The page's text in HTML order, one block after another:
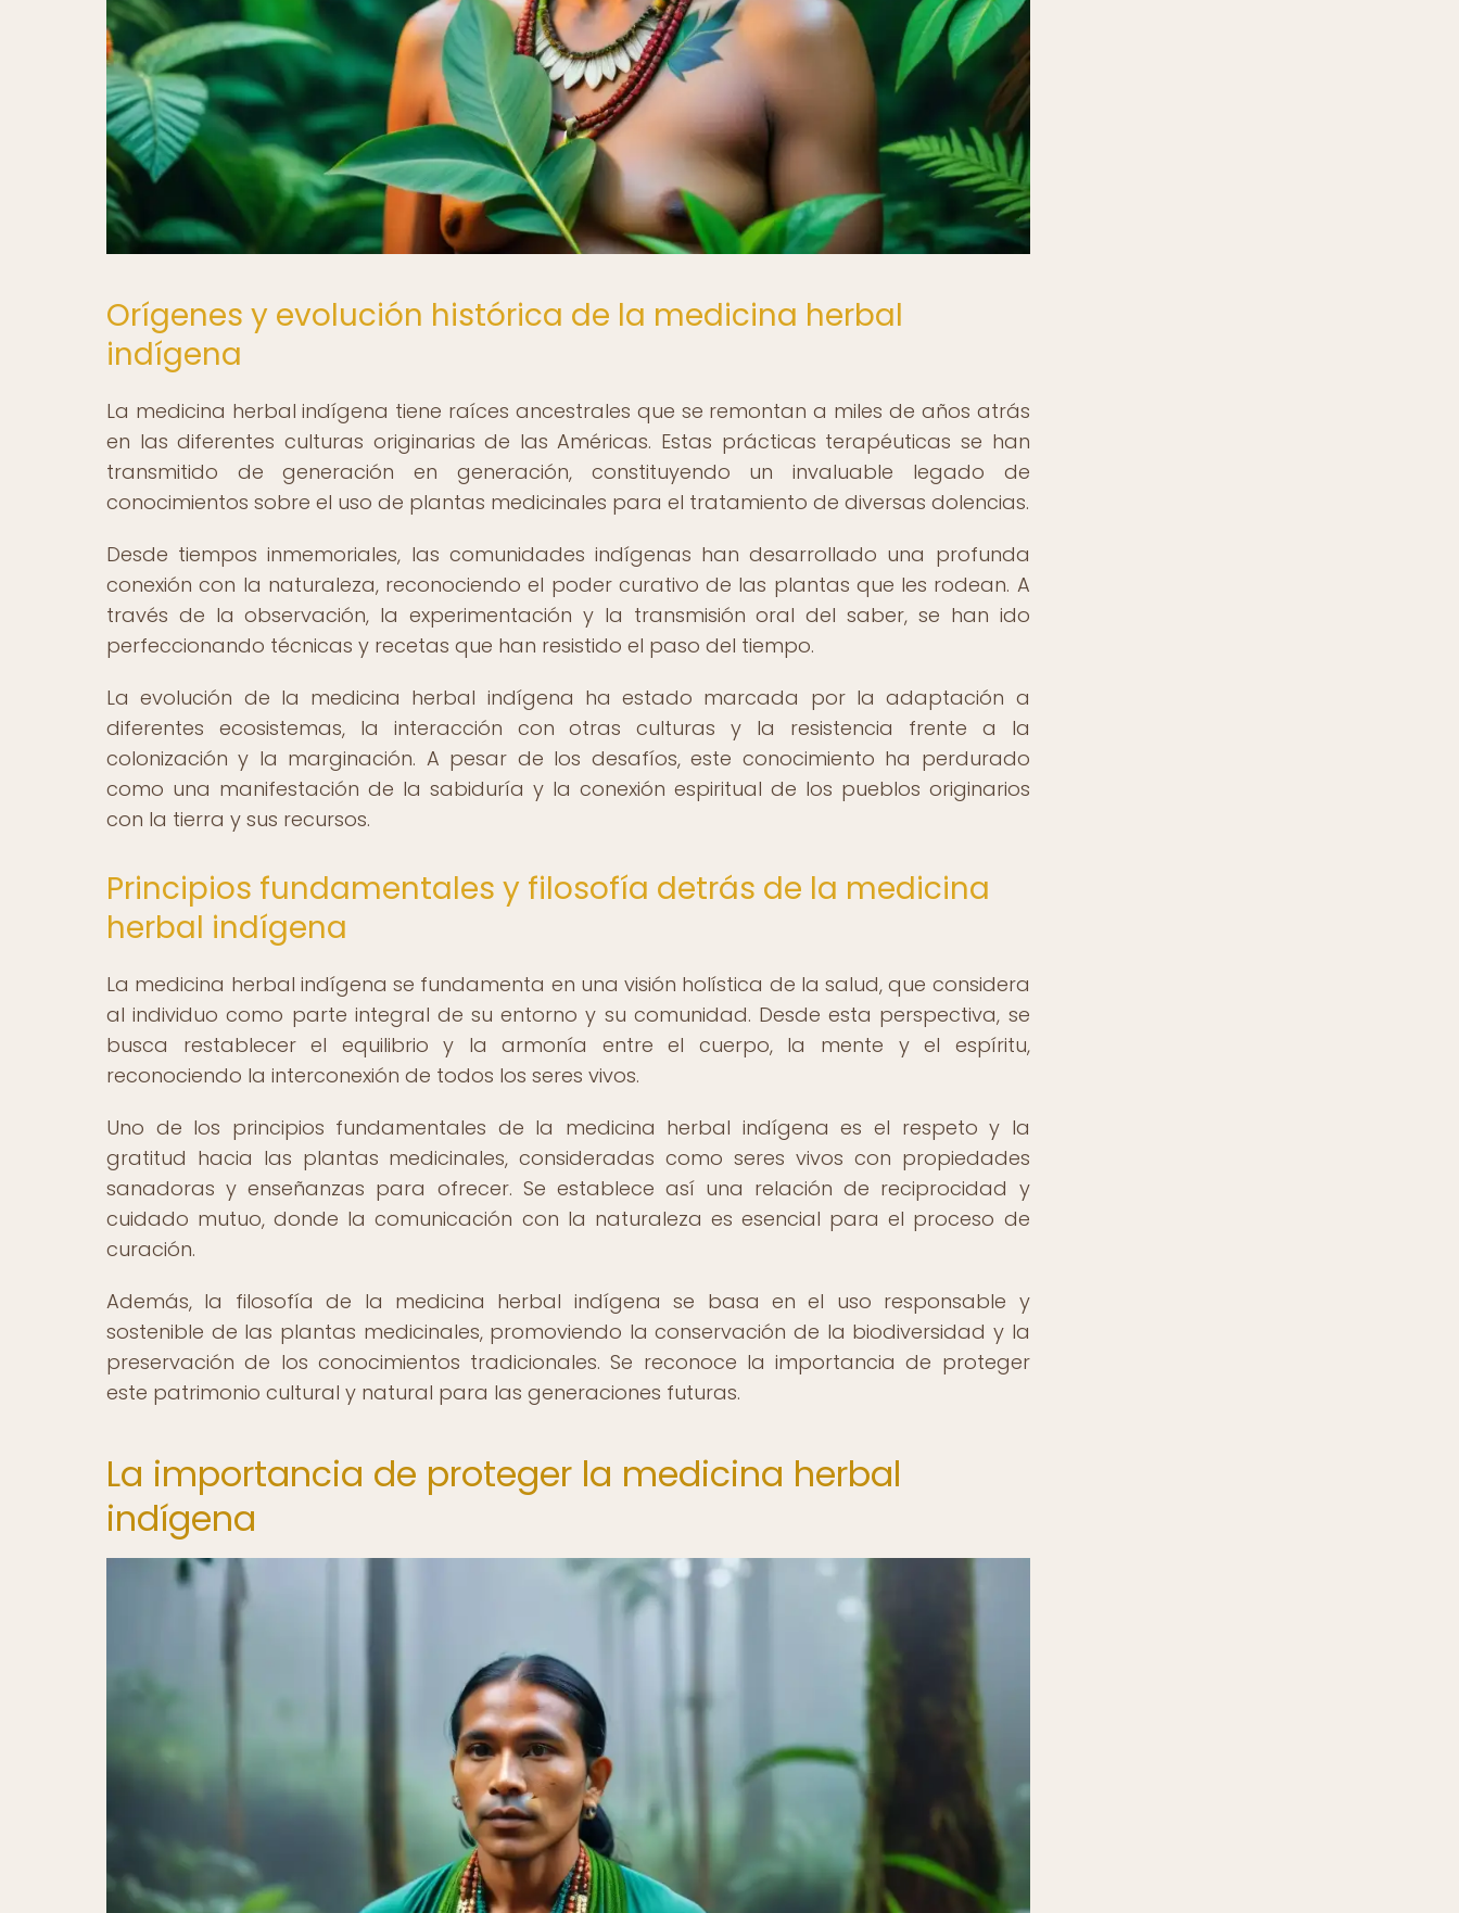
Orígenes y evolución histórica de la medicina herbal
indígena
La medicina herbal indígena tiene raíces ancestrales que se remontan a miles de años atrás
en las diferentes culturas originarias de las Américas. Estas prácticas terapéuticas se han
transmitido de generación en generación, constituyendo un invaluable legado de
conocimientos sobre el uso de plantas medicinales para el tratamiento de diversas dolencias.
Desde tiempos inmemoriales, las comunidades indígenas han desarrollado una profunda
conexión con la naturaleza, reconociendo el poder curativo de las plantas que les rodean. A
través de la observación, la experimentación y la transmisión oral del saber, se han ido
perfeccionando técnicas y recetas que han resistido el paso del tiempo.
La evolución de la medicina herbal indígena ha estado marcada por la adaptación a
diferentes ecosistemas, la interacción con otras culturas y la resistencia frente a la
colonización y la marginación. A pesar de los desafíos, este conocimiento ha perdurado
como una manifestación de la sabiduría y la conexión espiritual de los pueblos originarios
con la tierra y sus recursos.
Principios fundamentales y filosofía detrás de la medicina
herbal indígena
La medicina herbal indígena se fundamenta en una visión holística de la salud, que considera
al individuo como parte integral de su entorno y su comunidad. Desde esta perspectiva, se
busca restablecer el equilibrio y la armonía entre el cuerpo, la mente y el espíritu,
reconociendo la interconexión de todos los seres vivos.
Uno de los principios fundamentales de la medicina herbal indígena es el respeto y la
gratitud hacia las plantas medicinales, consideradas como seres vivos con propiedades
sanadoras y enseñanzas para ofrecer. Se establece así una relación de reciprocidad y
cuidado mutuo, donde la comunicación con la naturaleza es esencial para el proceso de
curación.
Además, la filosofía de la medicina herbal indígena se basa en el uso responsable y
sostenible de las plantas medicinales, promoviendo la conservación de la biodiversidad y la
preservación de los conocimientos tradicionales. Se reconoce la importancia de proteger
este patrimonio cultural y natural para las generaciones futuras.
La importancia de proteger la medicina herbal
indígena